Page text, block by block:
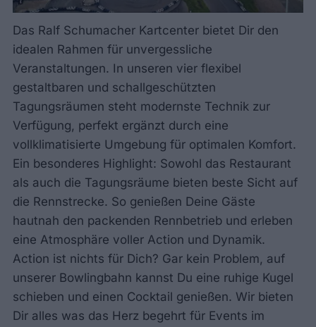
Das Ralf Schumacher Kartcenter bietet Dir den
idealen Rahmen für unvergessliche
Veranstaltungen. In unseren vier flexibel
gestaltbaren und schallgeschützten
Tagungsräumen steht modernste Technik zur
Verfügung, perfekt ergänzt durch eine
vollklimatisierte Umgebung für optimalen Komfort.
Ein besonderes Highlight: Sowohl das Restaurant
als auch die Tagungsräume bieten beste Sicht auf
die Rennstrecke. So genießen Deine Gäste
hautnah den packenden Rennbetrieb und erleben
eine Atmosphäre voller Action und Dynamik.
Action ist nichts für Dich? Gar kein Problem, auf
unserer Bowlingbahn kannst Du eine ruhige Kugel
schieben und einen Cocktail genießen. Wir bieten
Dir alles was das Herz begehrt für Events im